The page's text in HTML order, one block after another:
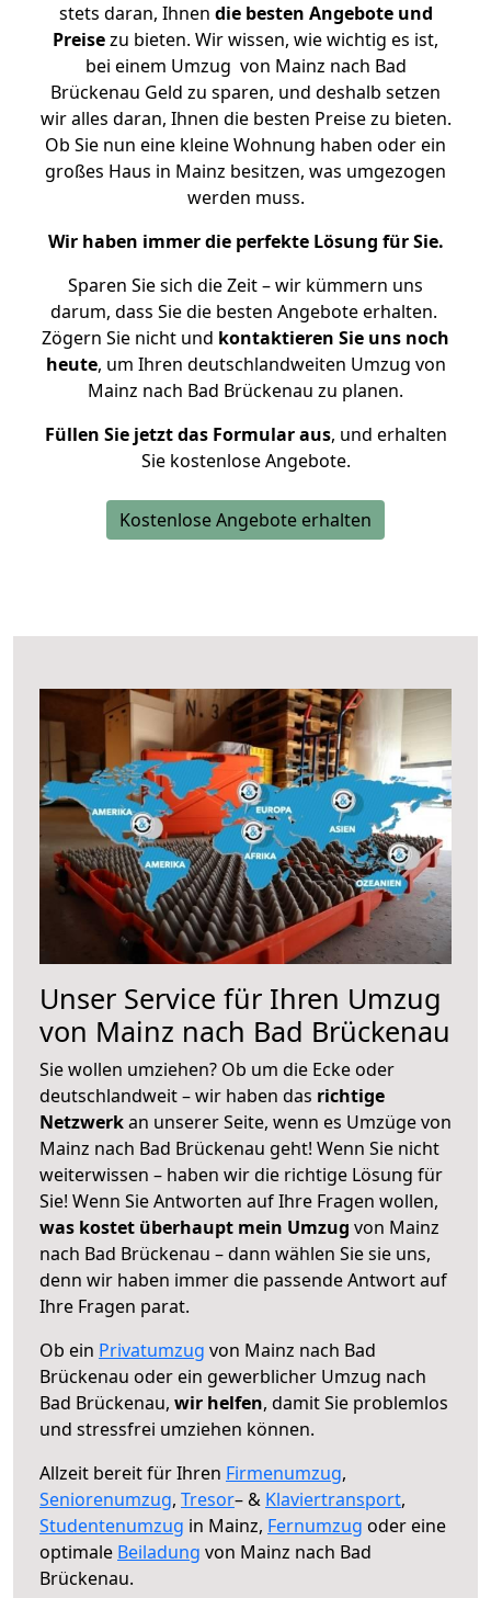
stets daran, Ihnen die besten Angebote und
Preisezu bieten. Wir wissen, wie wichtig es ist,
bei einem Umzug von Mainz nach Bad
Brückenau Geld zu sparen, und deshalb setzen
wir alles daran, Ihnen die besten Preise zu bieten.
Ob Sie nun eine kleine Wohnung haben oder ein
großes Haus in Mainz besitzen, was umgezogen
werden muss.
Wir haben immer die perfekte Lösung für Sie.
Sparen Sie sich die Zeit – wir kümmern uns
darum, dass Sie die besten Angebote erhalten.
Zögern Sie nicht und kontaktieren Sie uns noch
heute, um Ihren deutschlandweiten Umzug von
Mainz nach Bad Brückenau zu planen.
Füllen Sie jetzt das Formular aus, und erhalten
Sie kostenlose Angebote.
Kostenlose Angebote erhalten
Unser Service für Ihren Umzug
von Mainz nach Bad Brückenau
Sie wollen umziehen? Ob um die Ecke oder
deutschlandweit – wir haben das richtige
Netzwerkan unserer Seite, wenn es Umzüge von
Mainz nach Bad Brückenau geht! Wenn Sie nicht
weiterwissen – haben wir die richtige Lösung für
Sie! Wenn Sie Antworten auf Ihre Fragen wollen,
was kostet überhaupt mein Umzug von Mainz
nach Bad Brückenau – dann wählen Sie sie uns,
denn wir haben immer die passende Antwort auf
Ihre Fragen parat.
Ob ein Privatumzug von Mainz nach Bad
Brückenau oder ein gewerblicher Umzug nach
Bad Brückenau, wir helfen, damit Sie problemlos
und stressfrei umziehen können.
Allzeit bereit für Ihren Firmenumzug,
Seniorenumzug, Tresor– & Klaviertransport,
Studentenumzug in Mainz, Fernumzug oder eine
optimale Beiladung von Mainz nach Bad
Brückenau.